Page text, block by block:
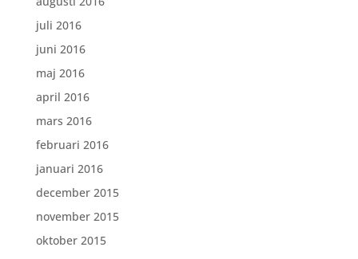
juli 2016
juni 2016
maj 2016
april 2016
mars 2016
februari 2016
januari 2016
december 2015
november 2015
oktober 2015